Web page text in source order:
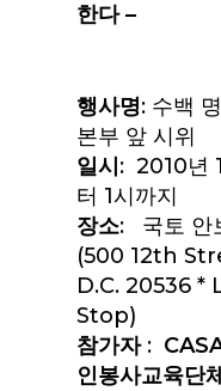
한다 –
행사명: 수백
본부 앞 시위
일시 : 2010년
터 1시까지
장소: 국토 안
(500 12th
D.C. 20536 *
Stop)
참가자:
인봉사교육단